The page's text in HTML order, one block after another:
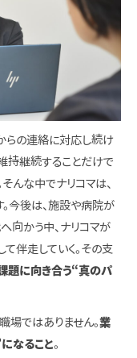
らの連絡に対応し続け
持継続することだけで
んな中でナリコマは、
。今後は、施設や病院が
向かう中、ナリコマが
伴走していく。その支
題に向き合う“真のパ
場ではありません。業
なること。